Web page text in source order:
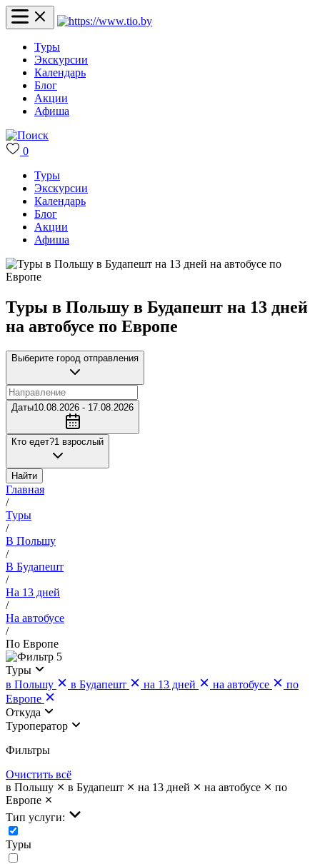
Туры
Экскурсии
Календарь
Блог
Акции
Афиша
0
Туры
Экскурсии
Календарь
Блог
Акции
Афиша
Туры в Польшу в Будапешт на 13 дней
на автобусе по Европе
Выберите город отправления
Даты10.08.2026 - 17.08.2026
Кто едет?1 взрослый
Найти
Главная
/
Туры
/
В Польшу
/
В Будапешт
/
На 13 дней
/
На автобусе
/
По Европе
5
Туры
в Польшу
в Будапешт на 13 дней на автобусе
по
Европе
Откуда
Туроператор
Фильтры
Очистить всё
в Польшу
в Будапешт на 13 дней на автобусе
по
Европе
Тип услуги:
Туры